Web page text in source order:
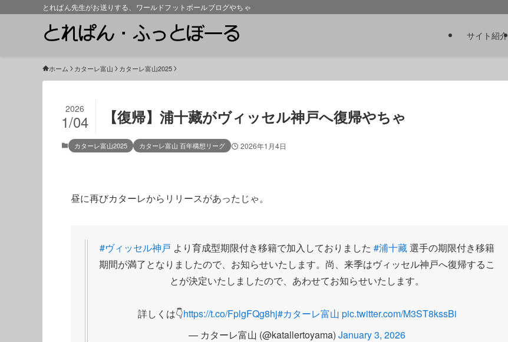
とれぱん先生がお送りする、ワールドフットボールブログやちゃ
サイト紹介
ホーム カターレ富山 カターレ富山2025
【復帰】浦十藏がヴィッセル神戸へ復帰やちゃ
2026
1/04
カターレ富山2025 カターレ富山 百年構想リーグ 2026年1月4日
昼に再びカターレからリリースがあったじゃ。
#ヴィッセル神戸 より育成型期限付き移籍で加入しておりました #浦十藏選手の期限付き移籍
期間が満了となりましたので、お知らせいたします。尚、来季はヴィッセル神戸へ復帰するこ
とが決定いたしましたので、あわせてお知らせいたします。
詳しくは👇https://t.co/FplgFQg8hj#カターレ富山 pic.twitter.com/M3ST8kssBi
— カターレ富山 (@katallertoyama) January 3, 2026